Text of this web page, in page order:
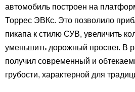
автомобиль построен на
Торрес ЭВКс. Это позволило
пикапа к стилю СУВ, увеличить
уменьшить дорожный просвет. В
получил современный и
грубости, характерной для